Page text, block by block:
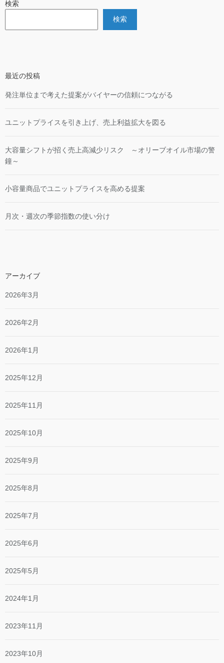
検索
検索
最近の投稿
発注単位まで考えた提案がバイヤーの信頼につながる
ユニットプライスを引き上げ、売上利益拡大を図る
大容量シフトが招く売上高減少リスク ～オリーブオイル市場の警
鐘～
小容量商品でユニットプライスを高める提案
月次・週次の季節指数の使い分け
アーカイブ
2026年3月
2026年2月
2026年1月
2025年12月
2025年11月
2025年10月
2025年9月
2025年8月
2025年7月
2025年6月
2025年5月
2024年1月
2023年11月
2023年10月